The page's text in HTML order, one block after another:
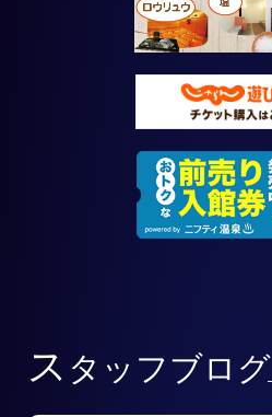
ス タッフブログ